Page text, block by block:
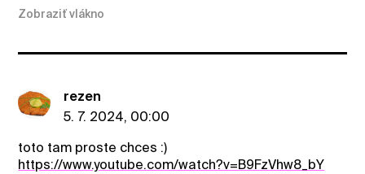
Zobraziť vlákno
rezen
5. 7. 2024, 00:00
toto tam proste chces :)
https://www.youtube.com/watch?v=B9FzVhw8_bY